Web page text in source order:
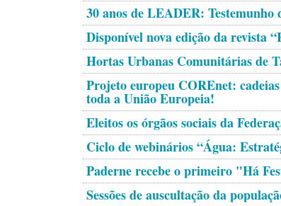
30 anos de LEADER: Testemunho
Disponível nova edição da revista
Hortas Urbanas Comunitárias de
Projeto europeu COREnet:
toda a União Europeia!
Eleitos os órgãos sociais da
Ciclo de webinários “Água:
Paderne recebe o primeiro "Há
Sessões de auscultação da